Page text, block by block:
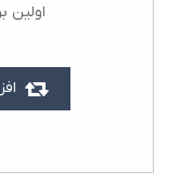
اولین